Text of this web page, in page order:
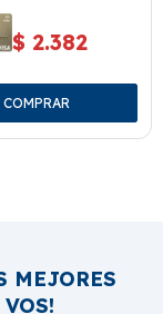
$ 2.382
MEJORES